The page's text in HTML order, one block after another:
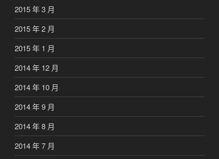
2015 年 3 月
2015 年 2 月
2015 年 1 月
2014 年 12 月
2014 年 10 月
2014 年 9 月
2014 年 8 月
2014 年 7 月